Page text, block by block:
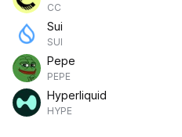
CC
Sui
SUI
Pepe
PEPE
Hyperliquid
HYPE